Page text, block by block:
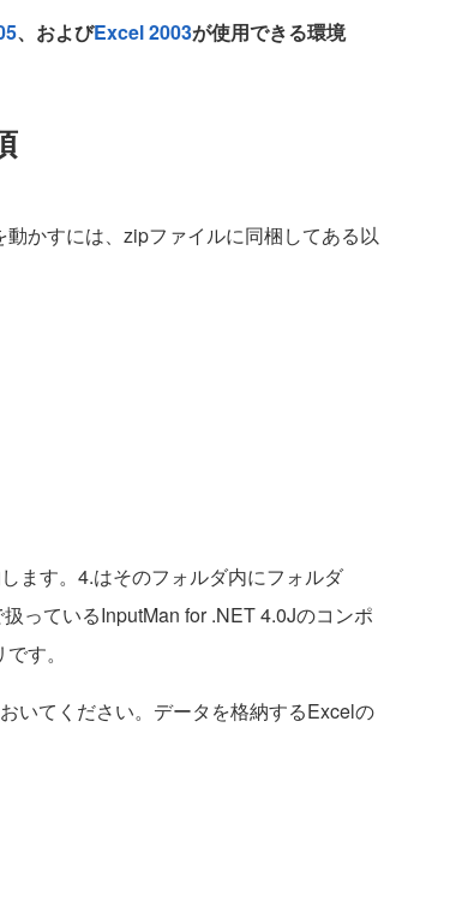
、およびExcel 2003が使用できる環境
動かすには、zipファイルに同梱してある以
ます。4.はそのフォルダ内にフォルダ
っているInputMan for .NET 4.0Jのコンポ
す。
いてください。データを格納するExcelの